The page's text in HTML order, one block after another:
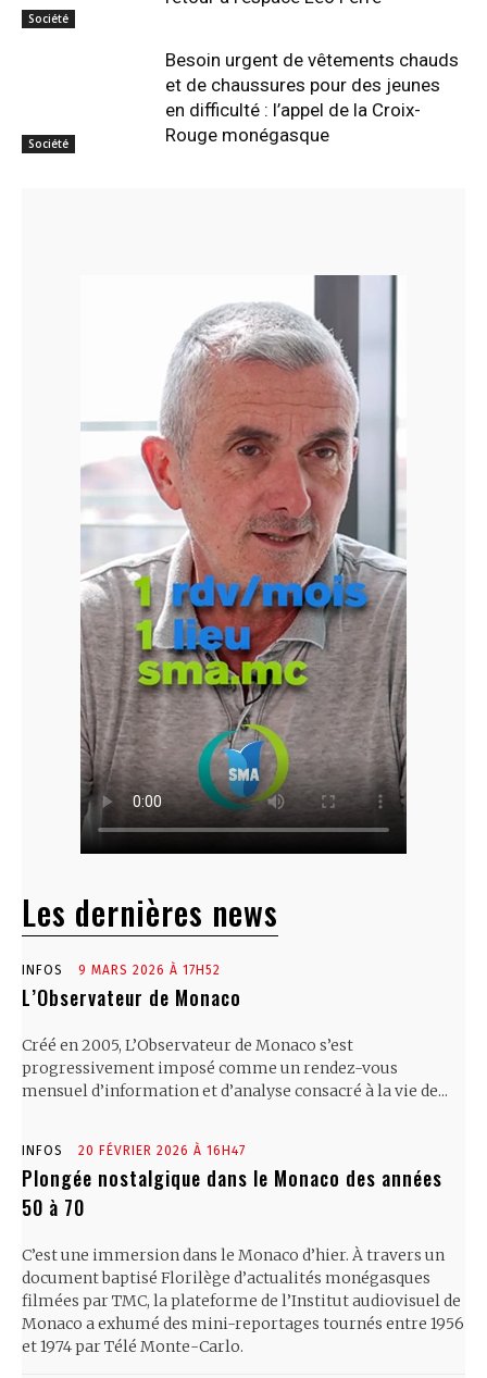
Société
Société
Besoin urgent de vêtements chauds
et de chaussures pour des jeunes
en difficulté : l’appel de la Croix-
Rouge monégasque
Les dernières news
INFOS 9 MARS 2026 À 17H52
L’Observateur de Monaco
Créé en 2005, L’Observateur de Monaco s’est
progressivement imposé comme un rendez-vous
mensuel d’information et d’analyse consacré à la vie de...
INFOS 20 FÉVRIER 2026 À 16H47
Plongée nostalgique dans le Monaco des années
50 à 70
C’est une immersion dans le Monaco d’hier. À travers un
document baptisé Florilège d’actualités monégasques
filmées par TMC, la plateforme de l’Institut audiovisuel de
Monaco a exhumé des mini-reportages tournés entre 1956
et 1974 par Télé Monte-Carlo.